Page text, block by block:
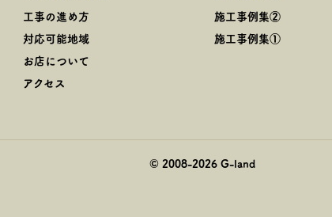
工事の進め方
対応可能地域
お店について
アクセス
施工事例集②
施工事例集①
© 2008-2026 G-land